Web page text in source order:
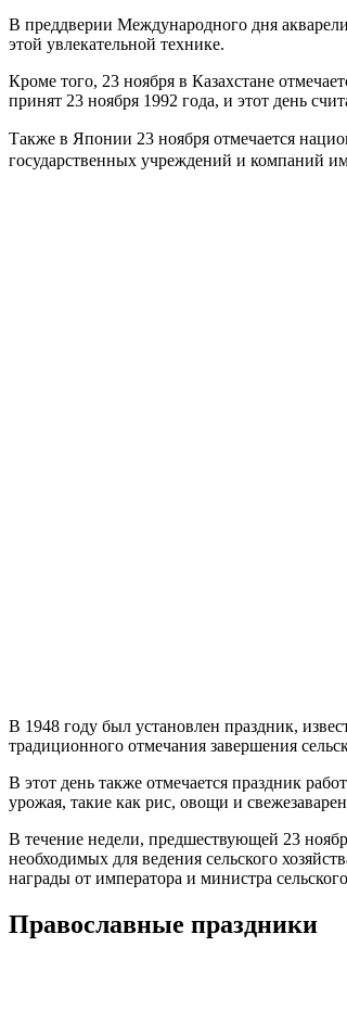
В преддверии Международного дня
этой увлекательной технике.
Кроме того, 23 ноября в Казахстане
принят 23 ноября 1992 года, и этот день
Также в Японии 23 ноября отмечается
государственных учреждений и компаний
В 1948 году был установлен праздник,
традиционного отмечания завершения
В этот день также отмечается праздник
урожая, такие как рис, овощи и
В течение недели, предшествующей 23
необходимых для ведения сельского
награды от императора и министра
Православные праздники